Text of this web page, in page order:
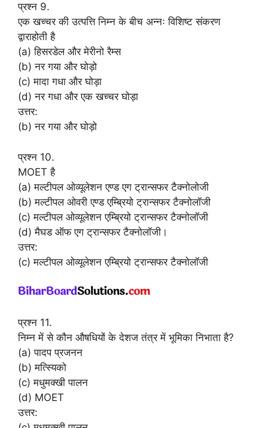
प्रश्न 9.
एक खच्चर की उत्पत्ति निम्न के बीच अन्नः विशिष्ट संकरण
द्वाराहोती है
(a) हिसरडेल और मेरीनो रैम्स
(b) नर गया और घोड़ो
(c) मादा गधा और घोड़ा
(d) नर गधा और एक खच्चर घोड़ा
उत्तर:
(b) नर गया और घोड़ो
प्रश्न 10.
MOET है
(a) मल्टीपल ओव्यूलेशन एण्ड एग ट्रान्सफर टैक्नोलोजी
(b) मल्टीपल ओवरी एण्ड एम्ब्रियो ट्रान्सफर टैक्नोलॉजी
(c) मल्टीपल ओव्यूलेशन एम्ब्रियो ट्रान्सफर टैक्नोलॉजी
(d) मैघड ऑफ एग ट्रान्सफर टैक्नोलॉजी।
उत्तर:
(c) मल्टीपल ओव्यूलेशन एम्ब्रियो ट्रान्सफर टैक्नोलॉजी
प्रश्न 11.
निम्न में से कौन औषधियों के देशज तंत्र में भूमिका निभाता है?
(a) पादप प्रजनन
(b) मत्स्यिको
(c) मधुमक्खी पालन
(d) MOET
उत्तर: